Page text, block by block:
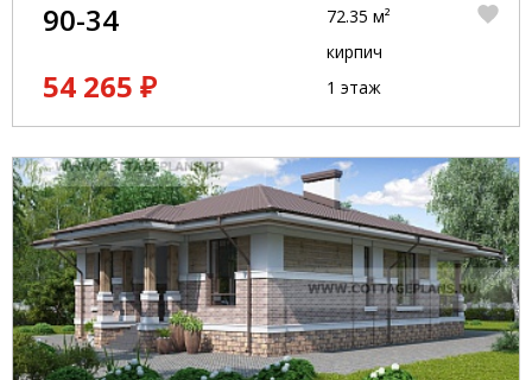
90-34
54 265 ₽
72.35 м²
кирпич
1 этаж